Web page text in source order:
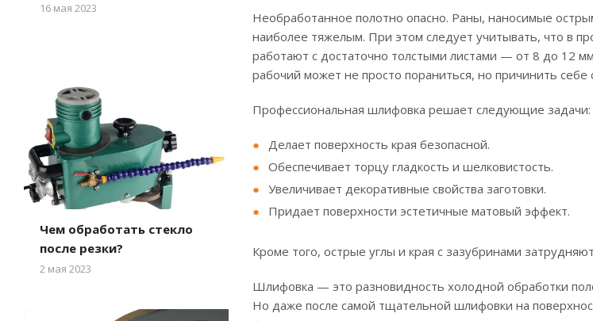
Необработанное полотно опасно. Раны, наносимые
наиболее тяжелым. При этом следует учитывать, что в
работают с достаточно толстыми листами — от 8 до 12
рабочий может не просто пораниться, но причинить себе
Профессиональная шлифовка решает следующие задачи:
Делает поверхность края безопасной.
Обеспечивает торцу гладкость и шелковистость.
Увеличивает декоративные свойства заготовки.
Придает поверхности эстетичные матовый эффект.
Кроме того, острые углы и края с зазубринами
Шлифовка — это разновидность холодной обработки
Но даже после самой тщательной шлифовки на
16 мая 2023
Чем обработать стекло
после резки?
2 мая 2023